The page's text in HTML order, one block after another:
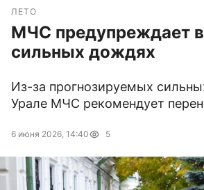
ЛЕТО
МЧС предупреждает
сильных дождях
Из-за прогнозируемых
Урале МЧС рекомендует
6 июня 2026, 14:40 5